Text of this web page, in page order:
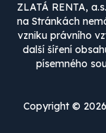
ZLATÁ RENTA,
na Stránkách
vzniku právního
další šíření
písemného
Copyright ©